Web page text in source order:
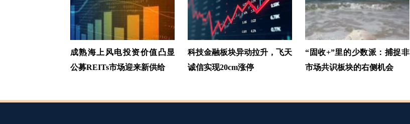
成熟海上风电投资价值凸显
公募REITs市场迎来新供给
科技金融板块异动拉升，飞天
诚信实现20cm涨停
“固收+”里的少数派：捕捉非
市场共识板块的右侧机会